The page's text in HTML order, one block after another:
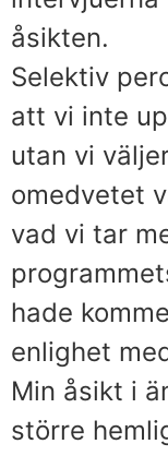
åsikten.
Selektiv
att vi inte
utan vi
omedvetet
vad vi tar
hade
enlighet
Min åsikt i
större